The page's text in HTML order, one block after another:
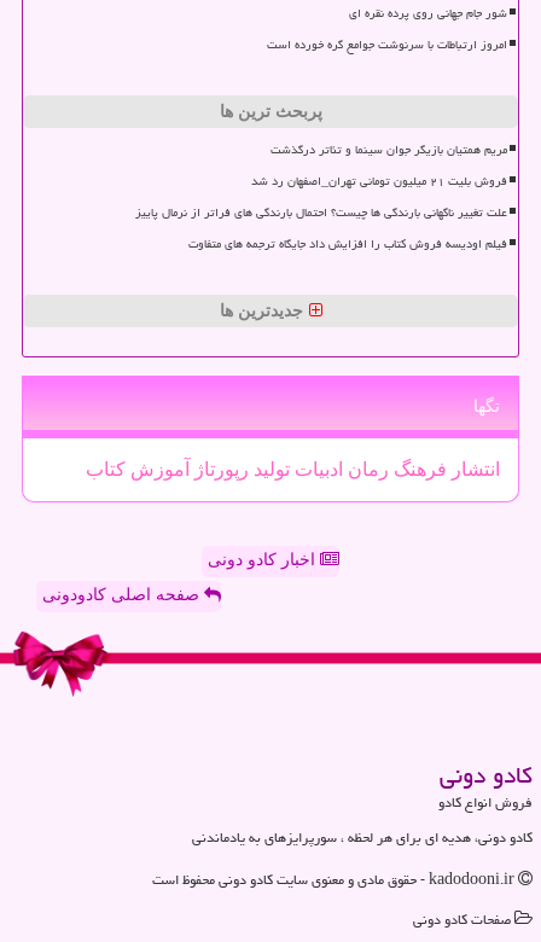
شور جام جهانی روی پرده نقره ای
امروز ارتباطات با سرنوشت جوامع گره خورده است
پربحث ترین ها
مریم همتیان بازیگر جوان سینما و تئاتر درگذشت
فروش بلیت ۲۱ میلیون تومانی تهران_اصفهان رد شد
علت تغییر ناگهانی بارندگی ها چیست؟ احتمال بارندگی های فراتر از نرمال پاییز
فیلم اودیسه فروش کتاب را افزایش داد جایگاه ترجمه های متفاوت
جدیدترین ها
تگها
انتشار فرهنگ رمان ادبیات تولید رپورتاژ آموزش كتاب
اخبار کادو دونی
صفحه اصلی کادودونی
كادو دونی
فروش انواع کادو
کادو دونی، هدیه ای برای هر لحظه ، سورپرایزهای به یادماندنی
صفحات كادو دونی